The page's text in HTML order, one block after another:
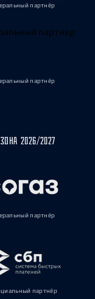
партнёр
партнёр
2026/2027
партнёр
партнёр